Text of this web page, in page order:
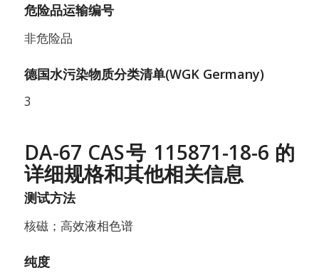
危险品运输编号
非危险品
德国水污染物质分类清单(WGK Germany)
3
DA-67 CAS号 115871-18-6 的
详细规格和其他相关信息
测试方法
核磁；高效液相色谱
纯度